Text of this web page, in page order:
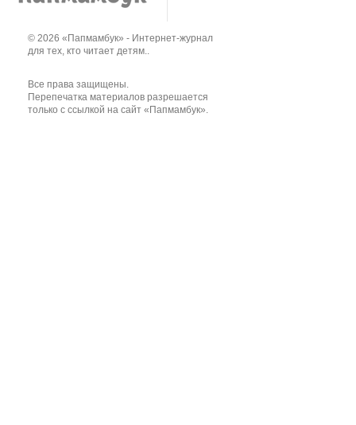
© 2026 «Папмамбук» - Интернет-журнал
для тех, кто читает детям..
Все права защищены.
Перепечатка материалов разрешается
только с ссылкой на сайт «Папмамбук».